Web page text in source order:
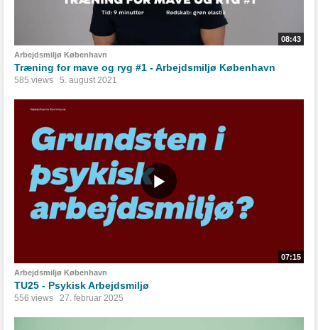
08:43
Arbejdsmiljø København
Træning for mave og ryg #1 - Arbejdsmiljø København
585 views 5. august 2021
07:15
Arbejdsmiljø København
TU25 - Psykisk Arbejdsmiljø
556 views 27. februar 2025